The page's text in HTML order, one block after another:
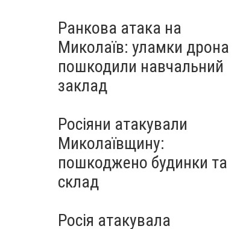
Ранкова атака на
Миколаїв: уламки дрона
пошкодили навчальний
заклад
Росіяни атакували
Миколаївщину:
пошкоджено будинки та
склад
Росія атакувала